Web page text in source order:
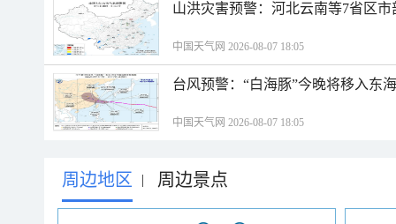
山洪灾害预警：河北云南等7省区
中国天气网 2026-08-07 18:05
台风预警：“白海豚”今晚将移入东
中国天气网 2026-08-07 18:05
周边地区 | 周边景点